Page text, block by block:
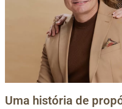
Uma história de